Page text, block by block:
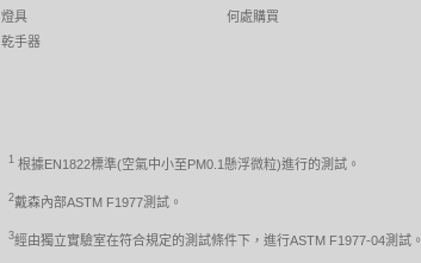
燈具
乾手器
何處購買
1 根據EN1822標準(空氣中小至PM0.1懸浮微粒)進行的測試。
2戴森內部ASTM F1977測試。
3經由獨立實驗室在符合規定的測試條件下，進行ASTM F1977-04測試。